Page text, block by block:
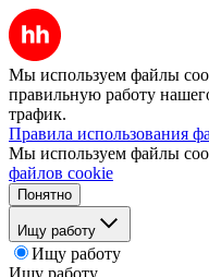
Мы используем файлы
правильную работу
трафик.
Правила использования
Мы используем файлы
файлов cookie
Понятно
Ищу работу
Ищу работу
Ищу работу